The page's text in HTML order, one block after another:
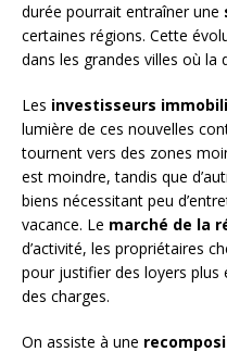
durée pourrait entraîner une
certaines régions. Cette
dans les grandes villes où
Les investisseurs
lumière de ces nouvelles
tournent vers des zones
est moindre, tandis que
biens nécessitant peu
vacance. Le marché de la
d’activité, les propriétaires
pour justifier des loyers plus
des charges.
On assiste à une